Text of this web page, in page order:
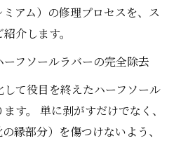
アム）の修理プロセスを、ス
介します。
フソールラバーの完全除去
て役目を終えたハーフソール
す。 単に剥がすだけでなく、
縁部分）を傷つけないよう、